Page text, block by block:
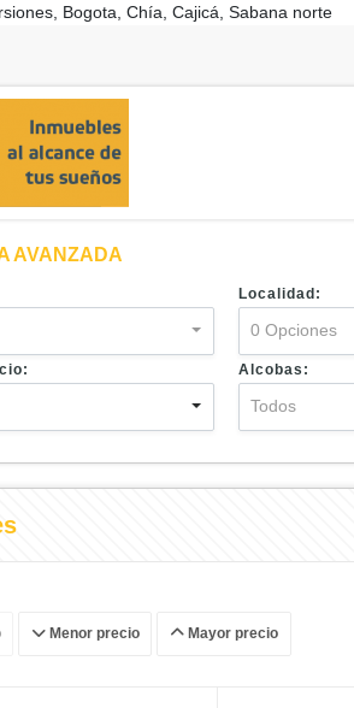
Bogota, Chía, Cajicá, Sabana norte
AVANZADA
Localidad:
0 Opciones
Alcobas:
Todos
Menor precio Mayor precio